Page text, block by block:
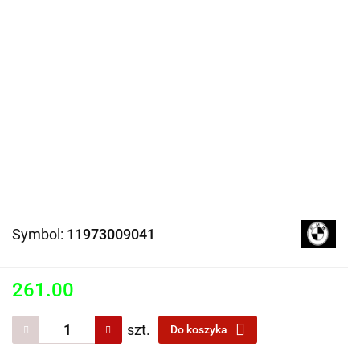
Symbol: 11973009041
261.00
szt. Do koszyka